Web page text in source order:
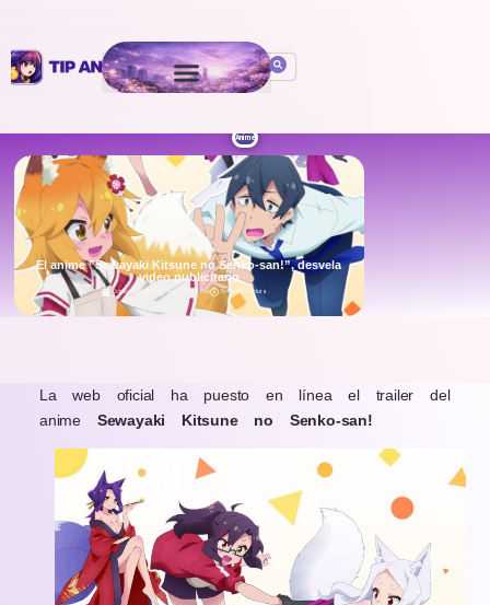
Anime
El anime ”Sewayaki Kitsune no Senko-san!”, desvela
video publicitario
October 29, 2020 Por Isaac León 5 min de Lectura .
La web oficial ha puesto en línea el trailer del
anime
Sewayaki Kitsune no Senko-san!